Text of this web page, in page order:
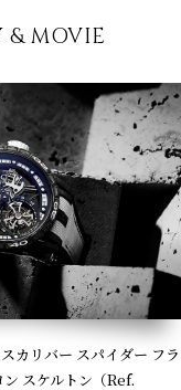
& MOVIE
カリバー スパイダー フラ
スケルトン（Ref.